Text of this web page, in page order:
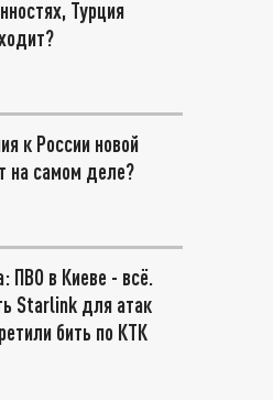
Турция
к России новой
на самом деле?
ПВО в Киеве - всё.
Starlink для атак
бить по КТК